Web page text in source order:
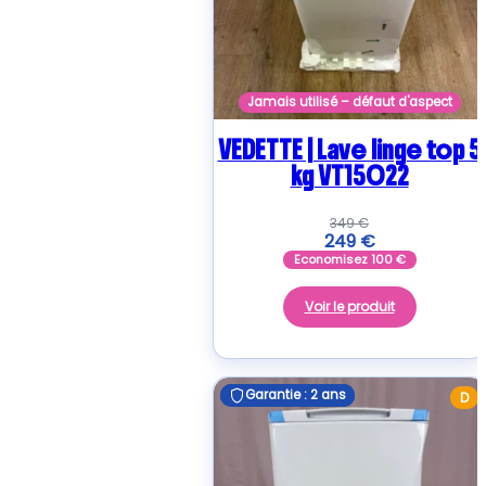
Jamais utilisé – défaut d'aspect
VEDETTE | Lave linge top 5
kg VT15022
349€
249 €
Economisez100€
Voir le produit
D
Garantie : 2 ans
Garantie : 2 ans